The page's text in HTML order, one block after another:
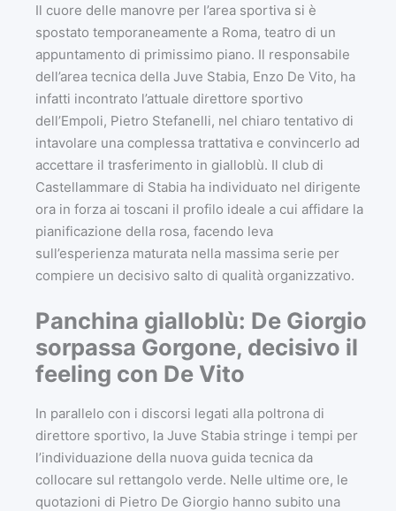
Il cuore delle manovre per l’area sportiva si è
spostato temporaneamente a Roma, teatro di un
appuntamento di primissimo piano. Il responsabile
dell’area tecnica della Juve Stabia, Enzo De Vito, ha
infatti incontrato l’attuale direttore sportivo
dell’Empoli, Pietro Stefanelli, nel chiaro tentativo di
intavolare una complessa trattativa e convincerlo ad
accettare il trasferimento in gialloblù. Il club di
Castellammare di Stabia ha individuato nel dirigente
ora in forza ai toscani il profilo ideale a cui affidare la
pianificazione della rosa, facendo leva
sull’esperienza maturata nella massima serie per
compiere un decisivo salto di qualità organizzativo.
Panchina gialloblù: De Giorgio
sorpassa Gorgone, decisivo il
feeling con De Vito
In parallelo con i discorsi legati alla poltrona di
direttore sportivo, la Juve Stabia stringe i tempi per
l’individuazione della nuova guida tecnica da
collocare sul rettangolo verde. Nelle ultime ore, le
quotazioni di Pietro De Giorgio hanno subito una